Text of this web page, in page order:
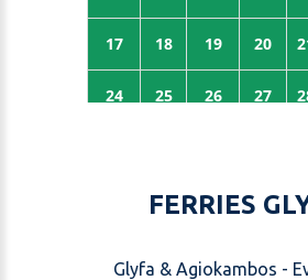
FERRIES
Glyfa & Agiokambos -